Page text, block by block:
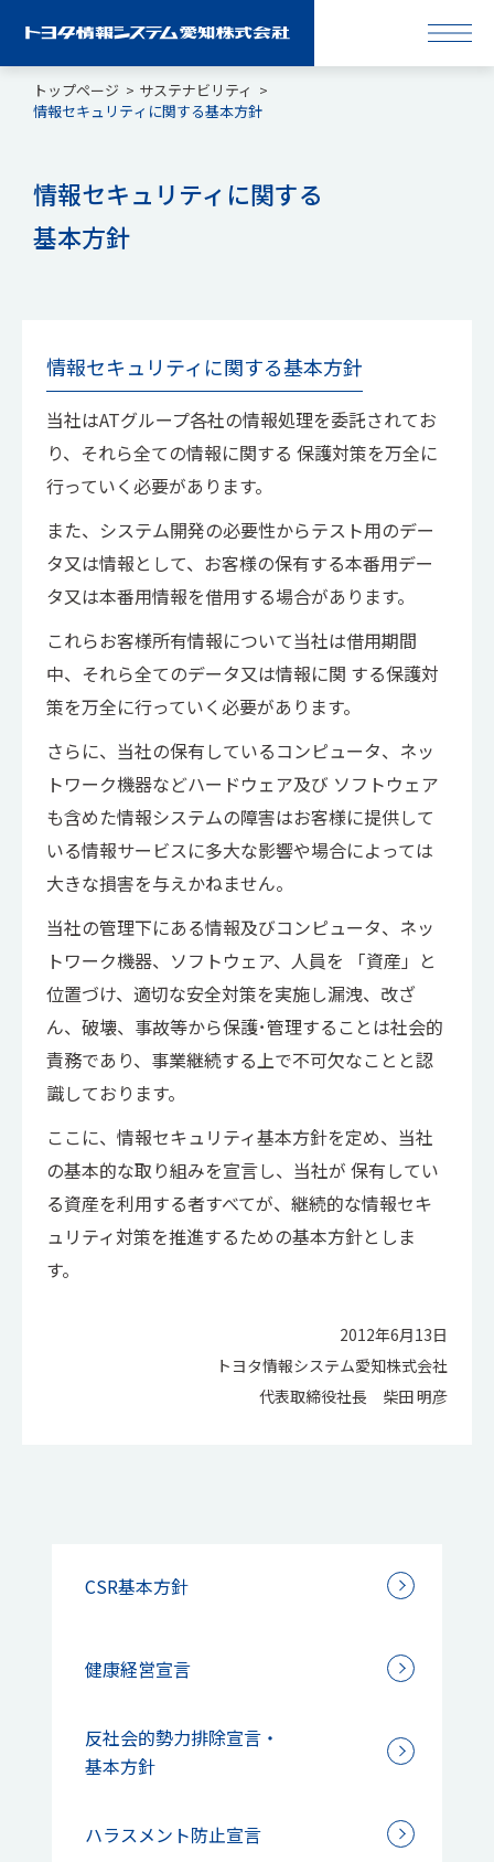
トップページ
サステナビリティ
情報セキュリティに関する基本方針
情報セキュリティに関する
基本方針
情報セキュリティに関する基本方針
当社はATグループ各社の情報処理を委託されてお
り、それら全ての情報に関する 保護対策を万全に
行っていく必要があります。
また、システム開発の必要性からテスト用のデー
タ又は情報として、お客様の保有する本番用デー
タ又は本番用情報を借用する場合があります。
これらお客様所有情報について当社は借用期間
中、それら全てのデータ又は情報に関 する保護対
策を万全に行っていく必要があります。
さらに、当社の保有しているコンピュータ、ネッ
トワーク機器などハードウェア及び ソフトウェア
も含めた情報システムの障害はお客様に提供して
いる情報サービスに多大な影響や場合によっては
大きな損害を与えかねません。
当社の管理下にある情報及びコンピュータ、ネッ
トワーク機器、ソフトウェア、人員を 「資産」と
位置づけ、適切な安全対策を実施し漏洩、改ざ
ん、破壊、事故等から保護･管理することは社会的
責務であり、事業継続する上で不可欠なことと認
識しております。
ここに、情報セキュリティ基本方針を定め、当社
の基本的な取り組みを宣言し、当社が 保有してい
る資産を利用する者すべてが、継続的な情報セキ
ュリティ対策を推進するための基本方針としま
す。
2012年6月13日
トヨタ情報システム愛知株式会社
代表取締役社長 柴田 明彦
CSR基本方針
健康経営宣言
反社会的勢力排除宣言・
基本方針
ハラスメント防止宣言